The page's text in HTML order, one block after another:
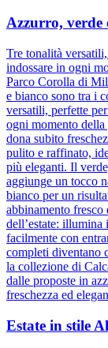
Azzurro, verde
Tre tonalità
indossare in ogni
Parco Corolla di
e bianco sono tra i
versatili, perfette
ogni momento
dona subito
pulito e raffinato,
più eleganti. Il
aggiunge un tocco
bianco per un
abbinamento fresco
dell’estate:
facilmente con
completi diventano
la collezione di
dalle proposte in
freschezza ed
Estate in stile